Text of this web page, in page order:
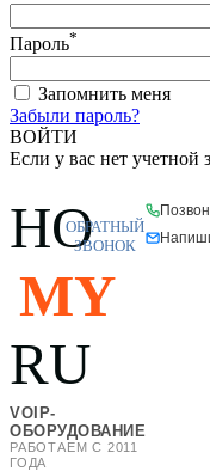
Пароль*
Запомнить меня
Забыли пароль?
ВОЙТИ
Если у вас нет учетной
HO
MY
RU
VOIP-
ОБОРУДОВАНИЕ
РАБОТАЕМ С 2011
ГОДА
ОБРАТНЫЙ
ЗВОНОК